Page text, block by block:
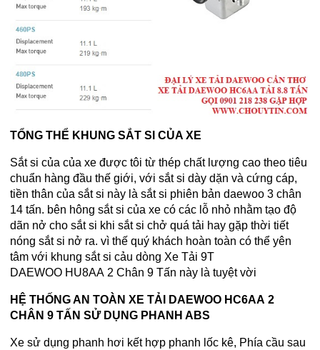
TỔNG THỂ KHUNG SẮT SI CỦA XE
Sắt si của của xe được tôi từ thép chất lượng cao theo tiêu
chuẩn hàng đầu thế giới, với sắt si dày dặn và cứng cáp,
tiền thân của sắt si này là sắt si phiên bản daewoo 3 chân
14 tấn. bên hông sắt si của xe có các lỗ nhỏ nhằm tạo độ
dãn nở cho sắt si khi sắt si chở quá tải hay gặp thời tiết
nóng sắt si nở ra. vì thế quý khách hoàn toàn có thể yên
tâm với khung sắt si cảu dòng Xe Tải 9T
DAEWOO HU8AA 2 Chân 9 Tấn này là tuyệt vời
HỆ THỐNG AN TOÀN XE TẢI DAEWOO HC6AA 2
CHÂN 9 TẤN SỬ DỤNG PHANH ABS
Xe sử dụng phanh hơi kết hợp phanh lốc kê, Phía cầu sau